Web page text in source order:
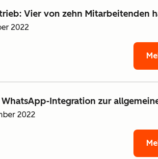
Vier von zehn Mitarbeitenden
2022
Integration zur
2022